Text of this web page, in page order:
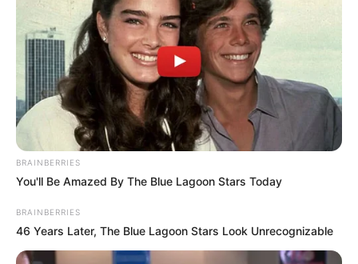
This New Will Give You An Erection After +45
MEDVI
BRAINBERRIES
You'll Be Amazed By The Blue Lagoon Stars Today
BRAINBERRIES
46 Years Later, The Blue Lagoon Stars Look Unrecognizable